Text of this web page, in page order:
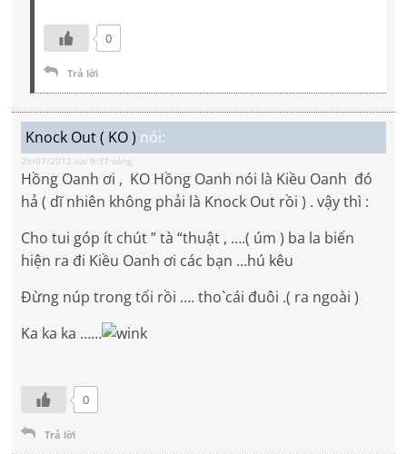
0
Trả lời
Knock Out ( KO ) nói:
29/07/2012 lúc 9:37 sáng
Hồng Oanh ơi , KO Hồng Oanh nói là Kiều Oanh đó
hả ( dĩ nhiên không phải là Knock Out rồi ) . vậy thì :
Cho tui góp ít chút ” tà “thuật , ….( úm ) ba la biến
hiện ra đi Kiều Oanh ơi các bạn …hú kêu
Đừng núp trong tối rồi …. tho`cái đuôi .( ra ngoài )
Ka ka ka ……
0
Trả lời